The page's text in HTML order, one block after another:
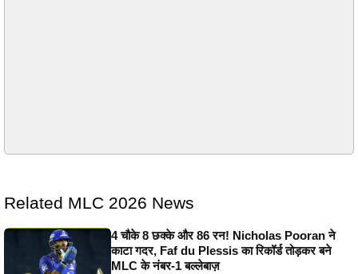
Related MLC 2026 News
4 चौके 8 छक्के और 86 रन! Nicholas Pooran ने
काटा गदर, Faf du Plessis का रिकॉर्ड तोड़कर बने
MLC के नंबर-1 बल्लेबाज़